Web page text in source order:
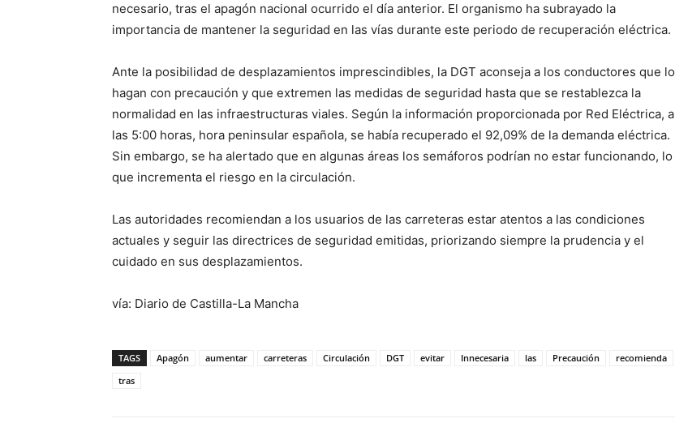
necesario, tras el apagón nacional ocurrido el día anterior. El organismo ha subrayado la
importancia de mantener la seguridad en las vías durante este periodo de recuperación eléctrica.
Ante la posibilidad de desplazamientos imprescindibles, la DGT aconseja a los conductores que lo
hagan con precaución y que extremen las medidas de seguridad hasta que se restablezca la
normalidad en las infraestructuras viales. Según la información proporcionada por Red Eléctrica, a
las 5:00 horas, hora peninsular española, se había recuperado el 92,09% de la demanda eléctrica.
Sin embargo, se ha alertado que en algunas áreas los semáforos podrían no estar funcionando, lo
que incrementa el riesgo en la circulación.
Las autoridades recomiendan a los usuarios de las carreteras estar atentos a las condiciones
actuales y seguir las directrices de seguridad emitidas, priorizando siempre la prudencia y el
cuidado en sus desplazamientos.
vía: Diario de Castilla-La Mancha
TAGS Apagón aumentar carreteras Circulación DGT evitar Innecesaria las Precaución
recomienda
tras